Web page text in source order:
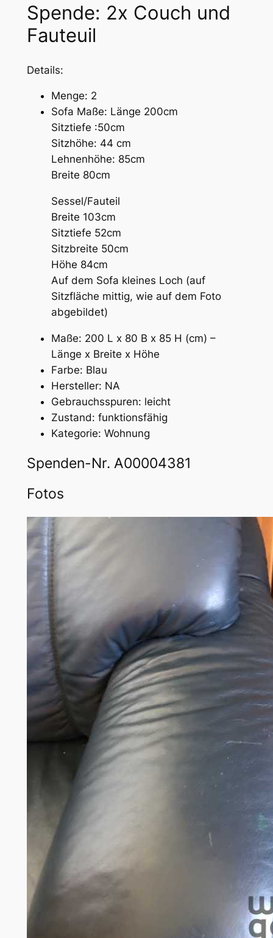
Spende: 2x Couch und
Fauteuil
Details:
Menge: 2
Sofa Maße: Länge 200cm
Sitztiefe :50cm
Sitzhöhe: 44 cm
Lehnenhöhe: 85cm
Breite 80cm
Sessel/Fauteil
Breite 103cm
Sitztiefe 52cm
Sitzbreite 50cm
Höhe 84cm
Auf dem Sofa kleines Loch (auf
Sitzfläche mittig, wie auf dem Foto
abgebildet)
Maße: 200 L x 80 B x 85 H (cm) –
Länge x Breite x Höhe
Farbe: Blau
Hersteller: NA
Gebrauchsspuren: leicht
Zustand: funktionsfähig
Kategorie: Wohnung
Spenden-Nr. A00004381
Fotos